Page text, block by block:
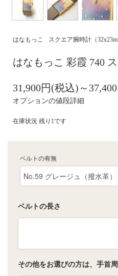
はなもっこ スクエア腕時計（
はなもっこ 彩霞 740
31,900円(税込)～
オプションの値段詳細
在庫状況 残り1です
ベルトの有無
ベルトの長さ
その他をお選びの方は、手首